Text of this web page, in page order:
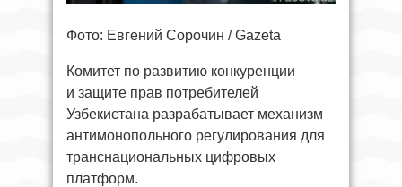
Фото: Евгений Сорочин / Gazeta
Комитет по развитию конкуренции
и защите прав потребителей
Узбекистана разрабатывает механизм
антимонопольного регулирования для
транснациональных цифровых
платформ.